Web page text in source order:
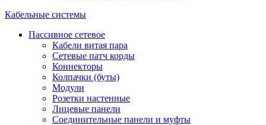
Кабельные системы
Пассивное сетевое
Кабели витая пара
Сетевые патч корды
Коннекторы
Колпачки (буты)
Модули
Розетки настенные
Лицевые панели
Соединительные панели и муфты